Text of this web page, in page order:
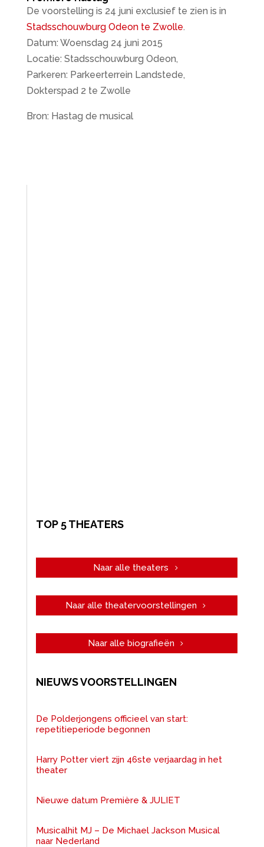
De voorstelling is 24 juni exclusief te zien is in
Stadsschouwburg Odeon te Zwolle.
Datum: Woensdag 24 juni 2015
Locatie: Stadsschouwburg Odeon,
Parkeren: Parkeerterrein Landstede,
Dokterspad 2 te Zwolle
Bron: Hastag de musical
TOP 5 THEATERS
Naar alle theaters
Naar alle theatervoorstellingen
Naar alle biografieën
NIEUWS VOORSTELLINGEN
De Polderjongens officieel van start:
repetitieperiode begonnen
Harry Potter viert zijn 46ste verjaardag in het
theater
Nieuwe datum Première & JULIET
Musicalhit MJ – De Michael Jackson Musical
naar Nederland